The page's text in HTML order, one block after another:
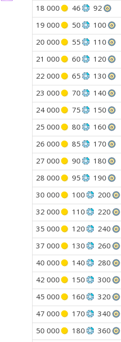
18 000 46
92
19 000 50
100
20 000 55
110
21 000 60
120
22 000 65
130
23 000 70
140
24 000 75
150
25 000 80
160
26 000 85
170
27 000 90
180
28 000 95
190
30 000 100
200
32 000 110
220
35 000 120
240
37 000 130
260
40 000 140
280
42 000 150
300
45 000 160
320
47 000 170
340
50 000 180
360